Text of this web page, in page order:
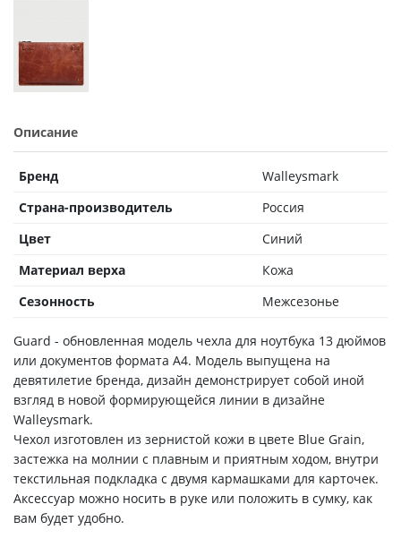
Описание
Бренд
Walleysmark
Страна-производитель
Россия
Цвет
Синий
Материал верха
Кожа
Сезонность
Межсезонье
Guard - обновленная модель чехла для ноутбука 13 дюймов
или документов формата А4. Модель выпущена на
девятилетие бренда, дизайн демонстрирует собой иной
взгляд в новой формирующейся линии в дизайне
Walleysmark.
Чехол изготовлен из зернистой кожи в цвете Blue Grain,
застежка на молнии с плавным и приятным ходом, внутри
текстильная подкладка с двумя кармашками для карточек.
Аксессуар можно носить в руке или положить в сумку, как
вам будет удобно.